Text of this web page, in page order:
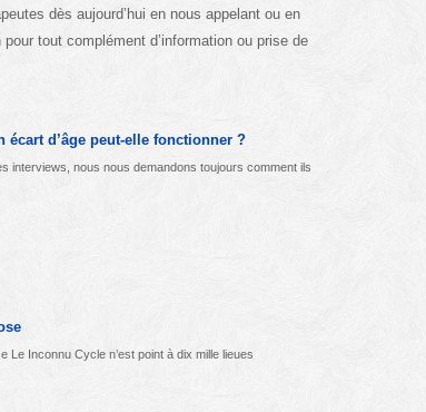
dès aujourd’hui en nous appelant ou en
tout complément d’information ou prise de
d’âge peut-elle fonctionner ?
interviews, nous nous demandons toujours comment ils
Le Inconnu Cycle n’est point à dix mille lieues